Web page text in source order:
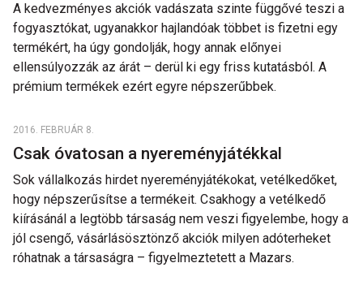
A kedvezményes akciók vadászata szinte függővé teszi a
fogyasztókat, ugyanakkor hajlandóak többet is fizetni egy
termékért, ha úgy gondolják, hogy annak előnyei
ellensúlyozzák az árát – derül ki egy friss kutatásból. A
prémium termékek ezért egyre népszerűbbek.
2016. FEBRUÁR 8.
Csak óvatosan a nyereményjátékkal
Sok vállalkozás hirdet nyereményjátékokat, vetélkedőket,
hogy népszerűsítse a termékeit. Csakhogy a vetélkedő
kiírásánál a legtöbb társaság nem veszi figyelembe, hogy a
jól csengő, vásárlásösztönző akciók milyen adóterheket
róhatnak a társaságra – figyelmeztetett a Mazars.